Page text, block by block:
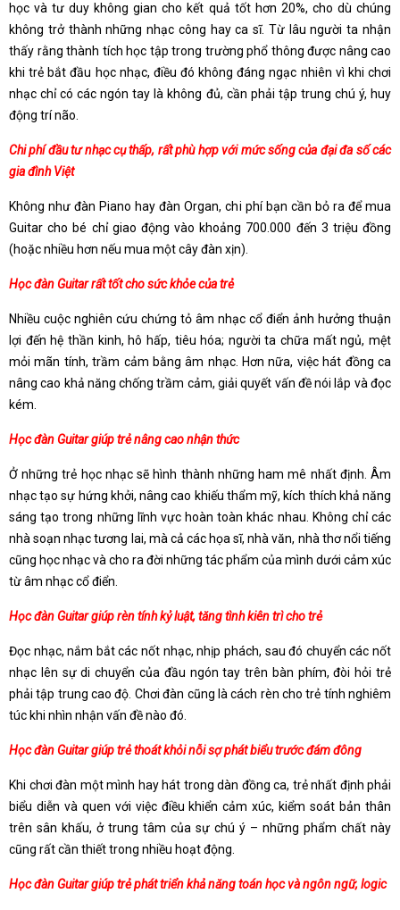
học và tư duy không gian cho kết quả tốt hơn 20%, cho dù chúng
không trở thành những nhạc công hay ca sĩ. Từ lâu người ta nhận
thấy rằng thành tích học tập trong trường phổ thông được nâng cao
khi trẻ bắt đầu học nhạc, điều đó không đáng ngạc nhiên vì khi chơi
nhạc chỉ có các ngón tay là không đủ, cần phải tập trung chú ý, huy
động trí não.
Chi phí đầu tư nhạc cụ thấp, rất phù hợp với mức sống của đại đa số các
gia đình Việt
Không như đàn Piano hay đàn Organ, chi phí bạn cần bỏ ra để mua
Guitar cho bé chỉ giao động vào khoảng 700.000 đến 3 triệu đồng
(hoặc nhiều hơn nếu mua một cây đàn xịn).
Học đàn Guitar rất tốt cho sức khỏe của trẻ
Nhiều cuộc nghiên cứu chứng tỏ âm nhạc cổ điển ảnh hưởng thuận
lợi đến hệ thần kinh, hô hấp, tiêu hóa; người ta chữa mất ngủ, mệt
mỏi mãn tính, trầm cảm bằng âm nhạc. Hơn nữa, việc hát đồng ca
nâng cao khả năng chống trầm cảm, giải quyết vấn đề nói lắp và đọc
kém.
Học đàn Guitar giúp trẻ nâng cao nhận thức
Ở những trẻ học nhạc sẽ hình thành những ham mê nhất định. Âm
nhạc tạo sự hứng khởi, nâng cao khiếu thẩm mỹ, kích thích khả năng
sáng tạo trong những lĩnh vực hoàn toàn khác nhau. Không chỉ các
nhà soạn nhạc tương lai, mà cả các họa sĩ, nhà văn, nhà thơ nổi tiếng
cũng học nhạc và cho ra đời những tác phẩm của mình dưới cảm xúc
từ âm nhạc cổ điển.
Học đàn Guitar giúp rèn tính kỷ luật, tăng tình kiên trì cho trẻ
Đọc nhạc, nắm bắt các nốt nhạc, nhịp phách, sau đó chuyển các nốt
nhạc lên sự di chuyển của đầu ngón tay trên bàn phím, đòi hỏi trẻ
phải tập trung cao độ. Chơi đàn cũng là cách rèn cho trẻ tính nghiêm
túc khi nhìn nhận vấn đề nào đó.
Học đàn Guitar giúp trẻ thoát khỏi nỗi sợ phát biểu trước đám đông
Khi chơi đàn một mình hay hát trong dàn đồng ca, trẻ nhất định phải
biểu diễn và quen với việc điều khiển cảm xúc, kiểm soát bản thân
trên sân khấu, ở trung tâm của sự chú ý – những phẩm chất này
cũng rất cần thiết trong nhiều hoạt động.
Học đàn Guitar giúp trẻ phát triển khả năng toán học và ngôn ngữ, logic